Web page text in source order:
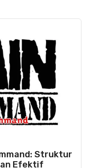
Struktur
Efektif